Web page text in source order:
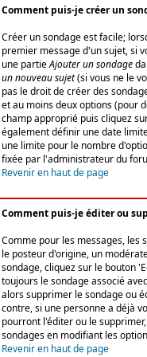
Comment puis-je créer un
Créer un sondage est facile;
premier message d'un sujet, si
une partieAjouter un sondage
un nouveau sujet(si vous ne le
pas le droit de créer des
et au moins deux options (pour
champ approprié puis cliquez
également définir une date
une limite pour le nombre
fixée par l'administrateur du
Revenir en haut de page
Comment puis-je éditer ou
Comme pour les messages, les
le posteur d'origine, un
sondage, cliquez sur le bouton
toujours le sondage associé
alors supprimer le sondage ou
contre, si une personne a déjà
pourront l'éditer ou le
sondages en modifiant les
Revenir en haut de page